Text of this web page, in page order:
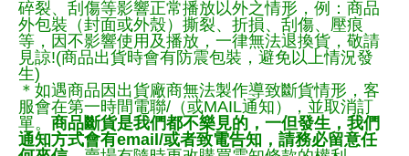
碎裂、刮傷等影響正常播放以外之情形，例：商品
外包裝（封面或外殼）撕裂、折損、刮傷、壓痕
等，因不影響使用及播放，一律無法退換貨，敬請
見諒!(商品出貨時會有防震包裝，避免以上情況發
生)
＊如遇商品因出貨廠商無法製作導致斷貨情形，客
服會在第一時間電聯/（或MAIL通知），並取消訂
單。 商品斷貨是我們都不樂見的，一但發生，我們
通知方式會有email/或者致電告知，請務必留意任